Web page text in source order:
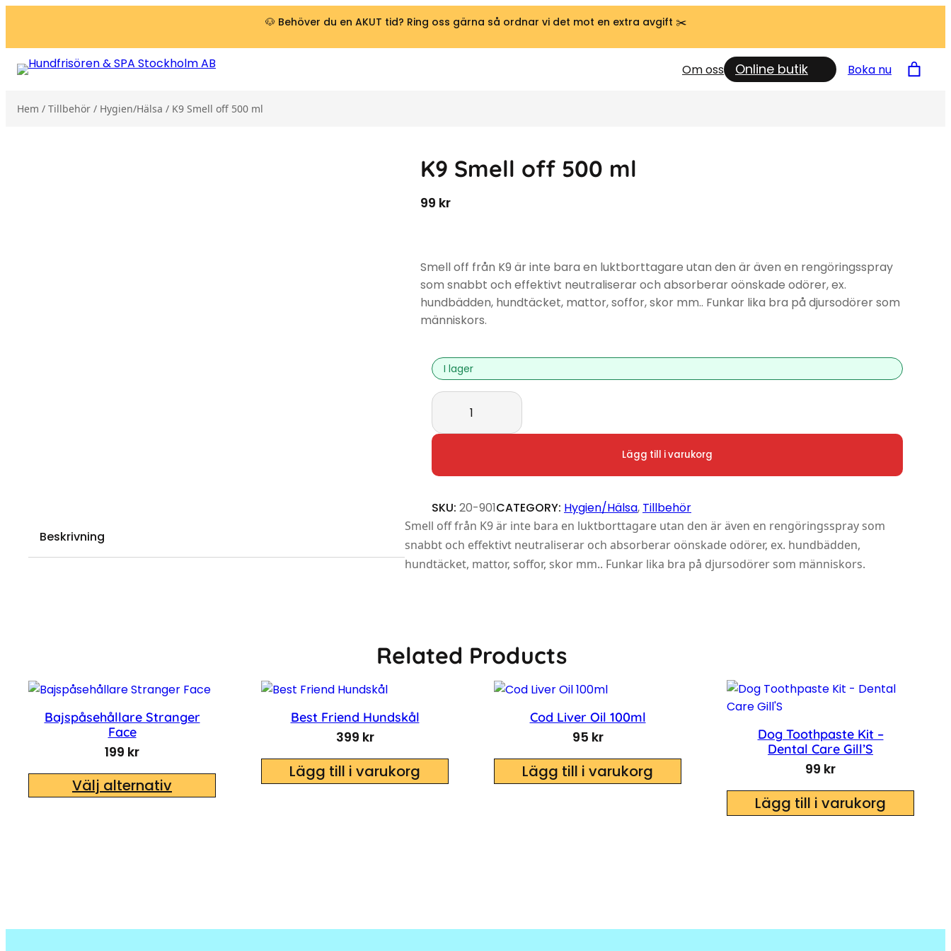
🐶 Behöver du en AKUT tid? Ring oss gärna så ordnar vi det mot en extra avgift ✂️
Om oss Online butik Boka nu
Hem / Tillbehör / Hygien/Hälsa / K9 Smell off 500 ml
K9 Smell off 500 ml
99 kr
Smell off från K9 är inte bara en luktborttagare utan den är även en rengöringsspray
som snabbt och effektivt neutraliserar och absorberar oönskade odörer, ex.
hundbädden, hundtäcket, mattor, soffor, skor mm.. Funkar lika bra på djursodörer som
människors.
I lager
K9 Smell off 500 ml mängd
Lägg till i varukorg
SKU: 20-901CATEGORY: Hygien/Hälsa, Tillbehör
Beskrivning
Smell off från K9 är inte bara en luktborttagare utan den är även en rengöringsspray som
snabbt och effektivt neutraliserar och absorberar oönskade odörer, ex. hundbädden,
hundtäcket, mattor, soffor, skor mm.. Funkar lika bra på djursodörer som människors.
Related Products
Bajspåsehållare Stranger
Face
199 kr
Välj alternativ
Best Friend Hundskål
399 kr
Lägg till i varukorg
Cod Liver Oil 100ml
95 kr
Lägg till i varukorg
Dog Toothpaste Kit –
Dental Care Gill’S
99 kr
Lägg till i varukorg